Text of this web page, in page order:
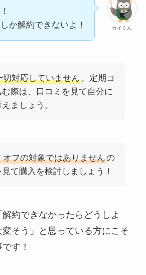
カイくん
か解約できないよ！
切対応していません。定期コ
際は、口コミを見て自分に
ましょう。
オフの対象ではありませんの
て購入を検討しましょう！
約できなかったらどうしよ
そう」と思っている方にこそ
す！